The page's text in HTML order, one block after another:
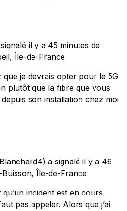
il y a 45 minutes de
Île-de-France
que je devrais opter pour le 5G
plutôt que la fibre que vous
depuis son installation chez moi
a signalé il y a 46
Île-de-France
incident est en cours
pas appeler. Alors que j’ai